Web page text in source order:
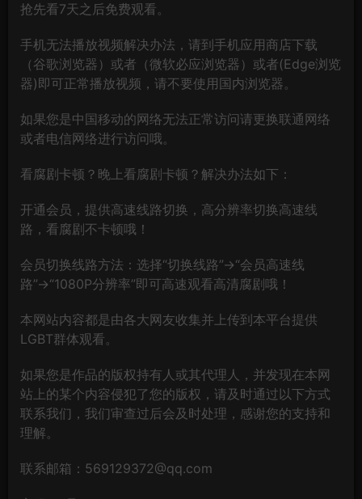
抢先看7天之后免费观看。
手机无法播放视频解决办法，请到手机应用商店下载
（谷歌浏览器）或者（微软必应浏览器）或者(Edge浏览
器)即可正常播放视频，请不要使用国内浏览器。
如果您是中国移动的网络无法正常访问请更换联通网络
或者电信网络进行访问哦。
看腐剧卡顿？晚上看腐剧卡顿？解决办法如下：
开通会员，提供高速线路切换，高分辨率切换高速线
路，看腐剧不卡顿哦！
会员切换线路方法：选择“切换线路”→“会员高速线
路”→“1080P分辨率”即可高速观看高清腐剧哦！
本网站内容都是由各大网友收集并上传到本平台提供
LGBT群体观看。
如果您是作品的版权持有人或其代理人，并发现在本网
站上的某个内容侵犯了您的版权，请及时通过以下方式
联系我们，我们审查过后会及时处理，感谢您的支持和
理解。
联系邮箱：569129372@qq.com